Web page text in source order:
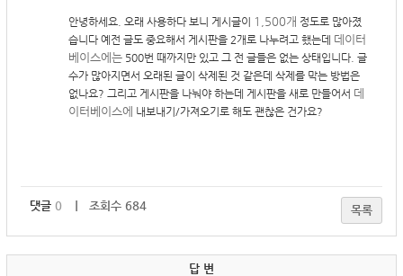
안녕하세요. 오래 사용하다 보니 게시글이 1,500개 정도로 많아졌
습니다 예전 글도 중요해서 게시판을 2개로 나누려고 했는데 데이터
베이스에는 500번 때까지만 있고 그 전 글들은 없는 상태입니다. 글
수가 많아지면서 오래된 글이 삭제된 것 같은데 삭제를 막는 방법은
없나요? 그리고 게시판을 나눠야 하는데 게시판을 새로 만들어서 데
이터베이스에 내보내기/가져오기로 해도 괜찮은 건가요?
댓글 0 ｜ 조회수 684 목록
답 변